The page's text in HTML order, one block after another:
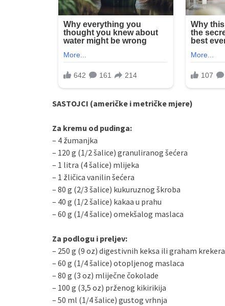
SASTOJCI (američke i metričke mjere)
Za kremu od pudinga:
– 4 žumanjka
– 120 g (1/2 šalice) granuliranog šećera
– 1 litra (4 šalice) mlijeka
– 1 žličica vanilin šećera
– 80 g (2/3 šalice) kukuruznog škroba
– 40 g (1/2 šalice) kakaa u prahu
– 60 g (1/4 šalice) omekšalog maslaca
Za podlogu i preljev:
– 250 g (9 oz) digestivnih keksa ili graham krekera
– 60 g (1/4 šalice) otopljenog maslaca
– 80 g (3 oz) mliječne čokolade
– 100 g (3,5 oz) prženog kikirikija
– 50 ml (1/4 šalice) gustog vrhnja